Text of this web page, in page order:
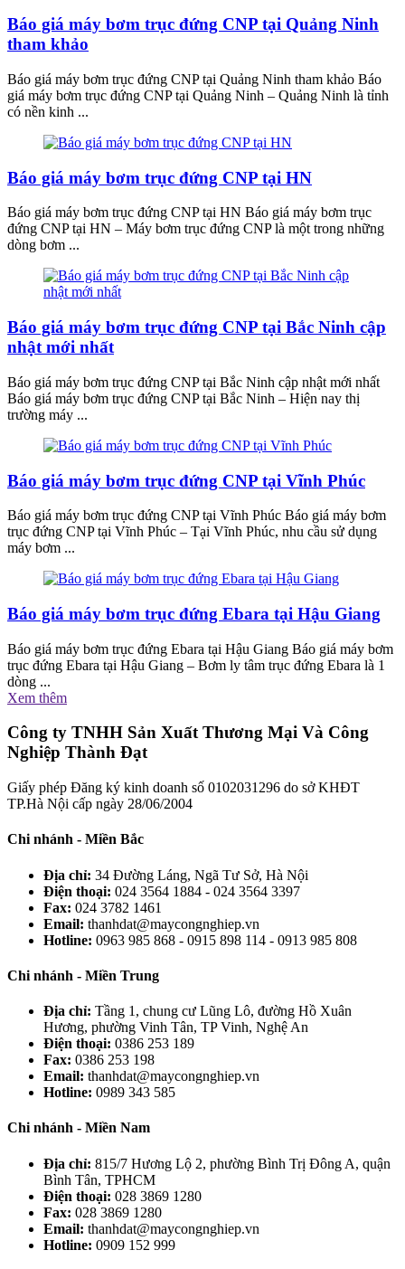
Báo giá máy bơm trục đứng CNP tại Quảng Ninh
tham khảo
Báo giá máy bơm trục đứng CNP tại Quảng Ninh tham khảo Báo
giá máy bơm trục đứng CNP tại Quảng Ninh – Quảng Ninh là tỉnh
có nền kinh ...
Báo giá máy bơm trục đứng CNP tại HN
Báo giá máy bơm trục đứng CNP tại HN Báo giá máy bơm trục
đứng CNP tại HN – Máy bơm trục đứng CNP là một trong những
dòng bơm ...
Báo giá máy bơm trục đứng CNP tại Bắc Ninh cập
nhật mới nhất
Báo giá máy bơm trục đứng CNP tại Bắc Ninh cập nhật mới nhất
Báo giá máy bơm trục đứng CNP tại Bắc Ninh – Hiện nay thị
trường máy ...
Báo giá máy bơm trục đứng CNP tại Vĩnh Phúc
Báo giá máy bơm trục đứng CNP tại Vĩnh Phúc Báo giá máy bơm
trục đứng CNP tại Vĩnh Phúc – Tại Vĩnh Phúc, nhu cầu sử dụng
máy bơm ...
Báo giá máy bơm trục đứng Ebara tại Hậu Giang
Báo giá máy bơm trục đứng Ebara tại Hậu Giang Báo giá máy bơm
trục đứng Ebara tại Hậu Giang – Bơm ly tâm trục đứng Ebara là 1
dòng ...
Xem thêm
Công ty TNHH Sản Xuất Thương Mại Và Công
Nghiệp Thành Đạt
Giấy phép Đăng ký kinh doanh số 0102031296 do sở KHĐT
TP.Hà Nội cấp ngày 28/06/2004
Chi nhánh - Miền Bắc
Địa chỉ: 34 Đường Láng, Ngã Tư Sở, Hà Nội
Điện thoại: 024 3564 1884 - 024 3564 3397
Fax: 024 3782 1461
Email: thanhdat@maycongnghiep.vn
Hotline: 0963 985 868 - 0915 898 114 - 0913 985 808
Chi nhánh - Miền Trung
Địa chỉ: Tầng 1, chung cư Lũng Lô, đường Hồ Xuân
Hương, phường Vinh Tân, TP Vinh, Nghệ An
Điện thoại: 0386 253 189
Fax: 0386 253 198
Email: thanhdat@maycongnghiep.vn
Hotline: 0989 343 585
Chi nhánh - Miền Nam
Địa chỉ: 815/7 Hương Lộ 2, phường Bình Trị Đông A, quận
Bình Tân, TPHCM
Điện thoại: 028 3869 1280
Fax: 028 3869 1280
Email: thanhdat@maycongnghiep.vn
Hotline: 0909 152 999